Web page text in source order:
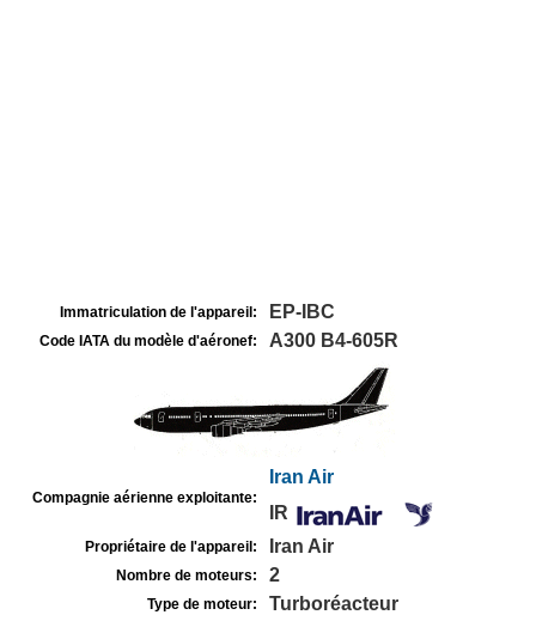
Immatriculation de l'appareil: EP-IBC
Code IATA du modèle d'aéronef: A300 B4-605R
Compagnie aérienne exploitante:
Iran Air
IR
Propriétaire de l'appareil: Iran Air
Nombre de moteurs: 2
Type de moteur: Turboréacteur